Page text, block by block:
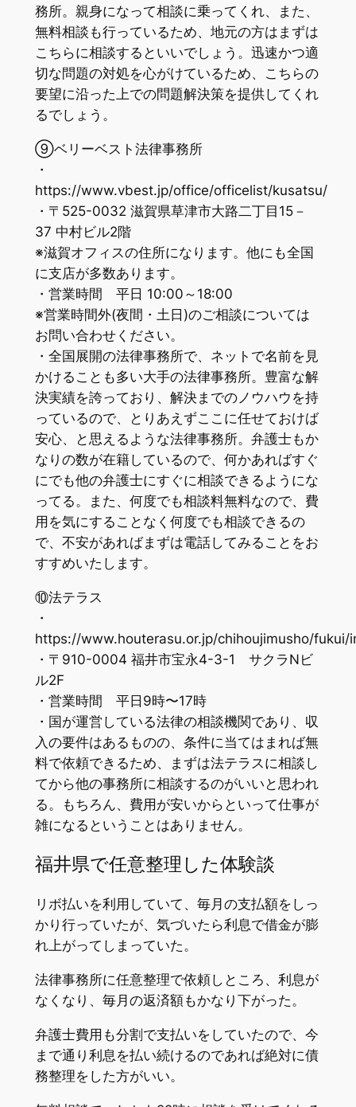
務所。親身になって相談に乗ってくれ、また、
無料相談も行っているため、地元の方はまずは
こちらに相談するといいでしょう。迅速かつ適
切な問題の対処を心がけているため、こちらの
要望に沿った上での問題解決策を提供してくれ
るでしょう。
⑨ベリーベスト法律事務所
・
https://www.vbest.jp/office/officelist/kusatsu/
・〒525-0032 滋賀県草津市大路二丁目15－
37 中村ビル2階
※滋賀オフィスの住所になります。他にも全国
に支店が多数あります。
・営業時間 平日 10:00～18:00
※営業時間外(夜間・土日)のご相談については
お問い合わせください。
・全国展開の法律事務所で、ネットで名前を見
かけることも多い大手の法律事務所。豊富な解
決実績を誇っており、解決までのノウハウを持
っているので、とりあえずここに任せておけば
安心、と思えるような法律事務所。弁護士もか
なりの数が在籍しているので、何かあればすぐ
にでも他の弁護士にすぐに相談できるようにな
ってる。また、何度でも相談料無料なので、費
用を気にすることなく何度でも相談できるの
で、不安があればまずは電話してみることをお
すすめいたします。
⑩法テラス
・
https://www.houterasu.or.jp/chihoujimusho/fukui/
・〒910-0004 福井市宝永4-3-1 サクラNビ
ル2F
・営業時間 平日9時〜17時
・国が運営している法律の相談機関であり、収
入の要件はあるものの、条件に当てはまれば無
料で依頼できるため、まずは法テラスに相談し
てから他の事務所に相談するのがいいと思われ
る。もちろん、費用が安いからといって仕事が
雑になるということはありません。
福井県で任意整理した体験談
リボ払いを利用していて、毎月の支払額をしっ
かり行っていたが、気づいたら利息で借金が膨
れ上がってしまっていた。
法律事務所に任意整理で依頼しところ、利息が
なくなり、毎月の返済額もかなり下がった。
弁護士費用も分割で支払いをしていたので、今
まで通り利息を払い続けるのであれば絶対に債
務整理をした方がいい。